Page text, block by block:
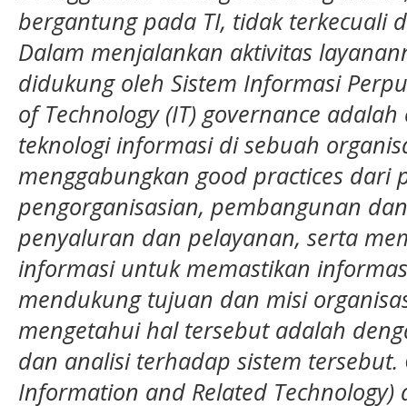
bergantung pada TI, tidak terkecuali
Dalam menjalankan aktivitas
didukung oleh Sistem Informasi
of Technology (IT) governance
teknologi informasi di sebuah
menggabungkan good practices dari
pengorganisasian, pembangunan
penyaluran dan pelayanan, serta
informasi untuk memastikan
mendukung tujuan dan misi
mengetahui hal tersebut adalah
dan analisi terhadap sistem tersebut.
Information and Related